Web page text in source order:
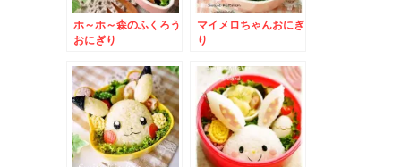
ホ～ホ～森のふくろう
おにぎり
マイメロちゃんおにぎ
り